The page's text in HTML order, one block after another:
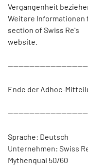
Vergangenheit
Weitere Informationen
section of Swiss Re's
website.
Ende der Adhoc-
Sprache: Deutsch
Unternehmen: Swiss
Mythenquai 50/60